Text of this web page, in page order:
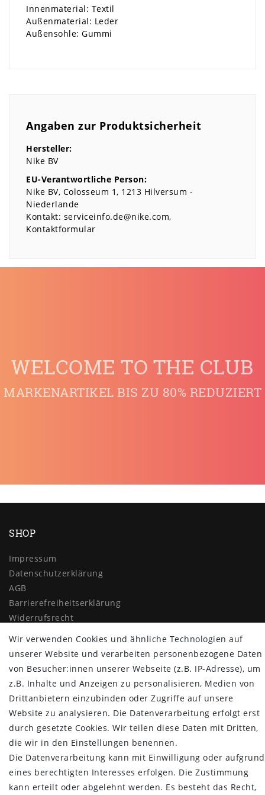
Innenmaterial: Textil
Außenmaterial: Leder
Außensohle: Gummi
Angaben zur Produktsicherheit
Hersteller:
Nike BV
EU-Verantwortliche Person:
Nike BV Colosseum 1 1213 Hilversum
Niederlande
Kontakt: serviceinfo.de@nike.com
Kontaktformular
WELCOME TO THE CLUB
MARKENARTIKEL BIS ZU 80% REDUZIERT
SHOP
Impressum
Daten­schutz­erklärung
AGB
Barrierefreiheitserklärung
Widerrufs­recht
Vertrag widerrufen
MYPOPUPCLUB
Über uns
Retoure
Versand- und Zahlungsbedingungen
NEWSLETTER
E-MAIL **
Newsletter
Honig
Hiermit bestätige ich, dass ich dieDaten­schutz­erklärung gelesen habe.
Wir verwenden Cookies und ähnliche Technologien auf
unserer Website und verarbeiten personenbezogene Daten
von Besucher:innen unserer Webseite (z.B. IP-Adresse), um
z.B. Inhalte und Anzeigen zu personalisieren, Medien von
Drittanbietern einzubinden oder Zugriffe auf unsere
Website zu analysieren. Die Datenverarbeitung erfolgt erst
durch gesetzte Cookies. Wir teilen diese Daten mit Dritten,
die wir in den Einstellungen benennen.
Die Datenverarbeitung kann mit Einwilligung oder aufgrund
eines berechtigten Interesses erfolgen. Die Zustimmung
kann erteilt oder abgelehnt werden. Es besteht das Recht,